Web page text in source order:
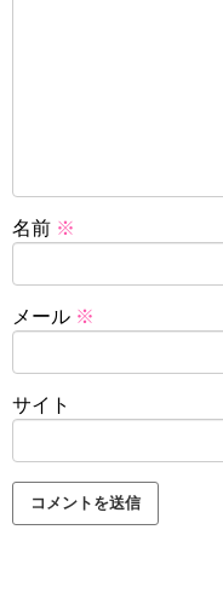
名前 ※
メール ※
サイト